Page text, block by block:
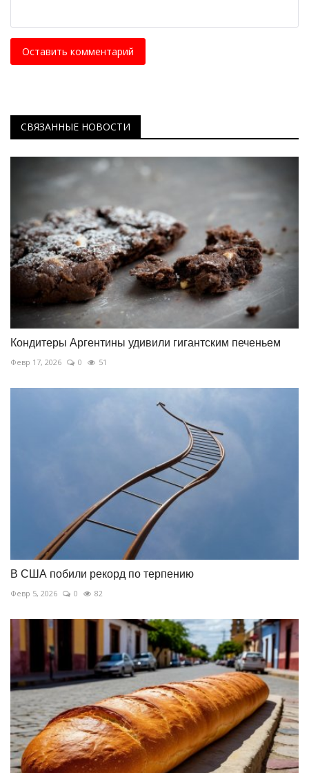
Оставить комментарий
СВЯЗАННЫЕ НОВОСТИ
Кондитеры Аргентины удивили гигантским печеньем
Февр 17, 2026 0 51
В США побили рекорд по терпению
Февр 5, 2026 0 82